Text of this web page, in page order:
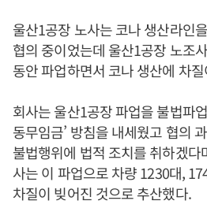
울산1공장 노사는 코나 생산라인
협의 중이었는데 울산1공장 노조
동안 파업하면서 코나 생산에 차
회사는 울산1공장 파업을 불법파
동무임금’ 방침을 내세웠고 협의
불법행위에 법적 조치를 취하겠다
사는 이 파업으로 차량 1230대,
차질이 빚어진 것으로 추산했다.